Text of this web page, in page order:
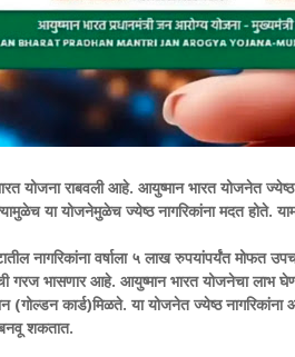
योजना राबवली आहे. आयुष्मान भारत योजनेत
या योजनेमुळेच ज्येष्ठ नागरिकांना मदत होते.
नागरिकांना वर्षाला ५ लाख रुपयांपर्यंत मोफत
गरज भासणार आहे. आयुष्मान भारत योजनेचा
(गोल्डन कार्ड)मिळते. या योजनेत ज्येष्ठ
बनवू शकतात.